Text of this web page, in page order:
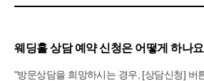
웨딩홀 상담 예약 신청은 어떻게 하나
"방문상담을 희망하시는 경우, [상담신청] 버